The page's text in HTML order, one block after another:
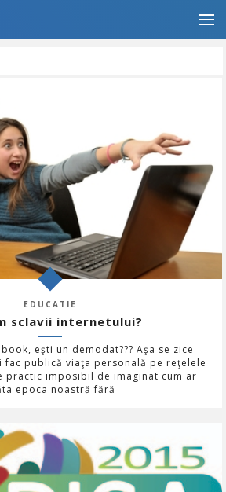
EDUCATIE
sclavii internetului?
eşti un demodat??? Aşa se zice
fac publică viaţa personală pe reţelele
practic imposibil de imaginat cum ar
epoca noastră fără